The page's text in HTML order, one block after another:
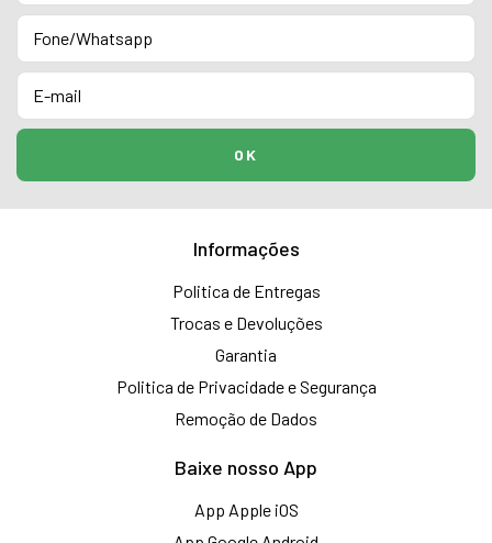
Informações
Politica de Entregas
Trocas e Devoluções
Garantia
Politica de Privacidade e Segurança
Remoção de Dados
Baixe nosso App
App Apple iOS